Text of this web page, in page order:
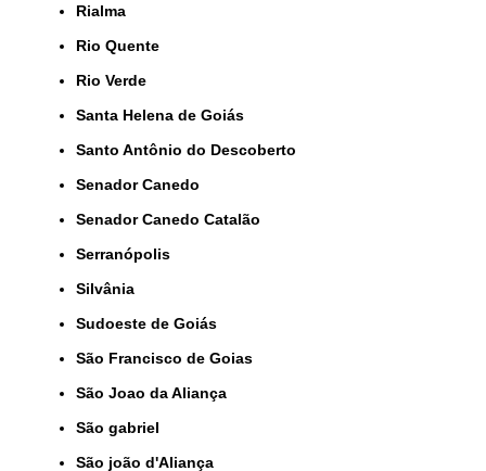
Rialma
Rio Quente
Rio Verde
Santa Helena de Goiás
Santo Antônio do Descoberto
Senador Canedo
Senador Canedo Catalão
Serranópolis
Silvânia
Sudoeste de Goiás
São Francisco de Goias
São Joao da Aliança
São gabriel
São joão d'Aliança